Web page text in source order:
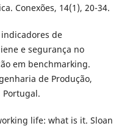
Conexões, 14(1), 20-34.
indicadores de
e segurança no
em benchmarking.
de Produção,
Portugal.
life: what is it. Sloan